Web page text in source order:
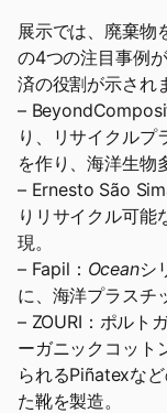
展示では、廃棄物
の4つの注目事例
済の役割が示され
–
り、リサイクルプ
を作り、海洋生物
– Ernesto São
りリサイクル可能
現。
– Fapil： Oceanシ
に、海洋プラスチ
– ZOURI：ポルト
ーガニックコット
られるPiñatexな
た靴を製造。